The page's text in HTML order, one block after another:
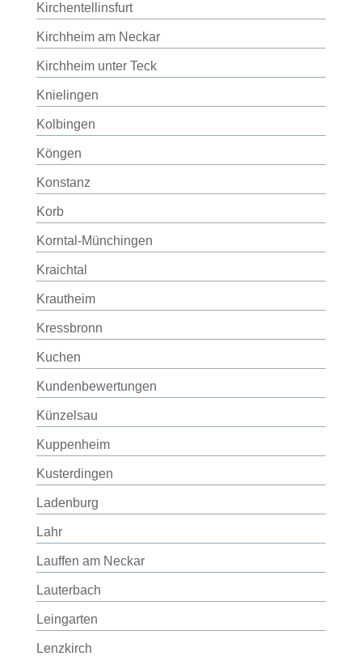
Kirchentellinsfurt
Kirchheim am Neckar
Kirchheim unter Teck
Knielingen
Kolbingen
Köngen
Konstanz
Korb
Korntal-Münchingen
Kraichtal
Krautheim
Kressbronn
Kuchen
Kundenbewertungen
Künzelsau
Kuppenheim
Kusterdingen
Ladenburg
Lahr
Lauffen am Neckar
Lauterbach
Leingarten
Lenzkirch